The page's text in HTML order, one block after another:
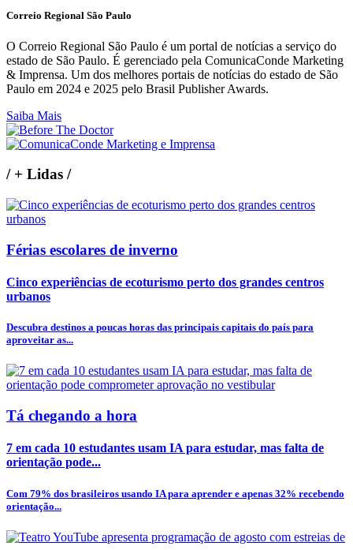
Correio Regional São Paulo
O Correio Regional São Paulo é um portal de notícias a serviço do
estado de São Paulo. É gerenciado pela ComunicaConde Marketing
& Imprensa. Um dos melhores portais de notícias do estado de São
Paulo em 2024 e 2025 pelo Brasil Publisher Awards.
Saiba Mais
/+ Lidas /
Férias escolares de inverno
Cinco experiências de ecoturismo perto dos grandes centros
urbanos
Descubra destinos a poucas horas das principais capitais do país para
aproveitar as...
Tá chegando a hora
7 em cada 10 estudantes usam IA para estudar, mas falta de
orientação pode...
Com 79% dos brasileiros usando IA para aprender e apenas 32% recebendo
orientação...